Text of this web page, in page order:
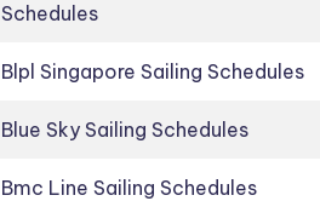
Schedules
Blpl Singapore Sailing Schedules
Blue Sky Sailing Schedules
Bmc Line Sailing Schedules